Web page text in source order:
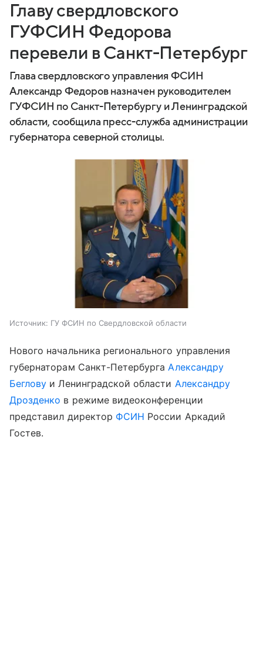
Главу свердловского
ГУФСИН Федорова
перевели в Санкт-Петербург
Глава свердловского управления ФСИН
Александр Федоров назначен руководителем
ГУФСИН по Санкт-Петербургу и Ленинградской
области, сообщила пресс-служба администрации
губернатора северной столицы.
Источник: ГУ ФСИН по Свердловской области
Нового начальника регионального управления
губернаторам Санкт-Петербурга Александру
Беглову и Ленинградской области Александру
Дрозденко в режиме видеоконференции
представил директор ФСИН России Аркадий
Гостев.